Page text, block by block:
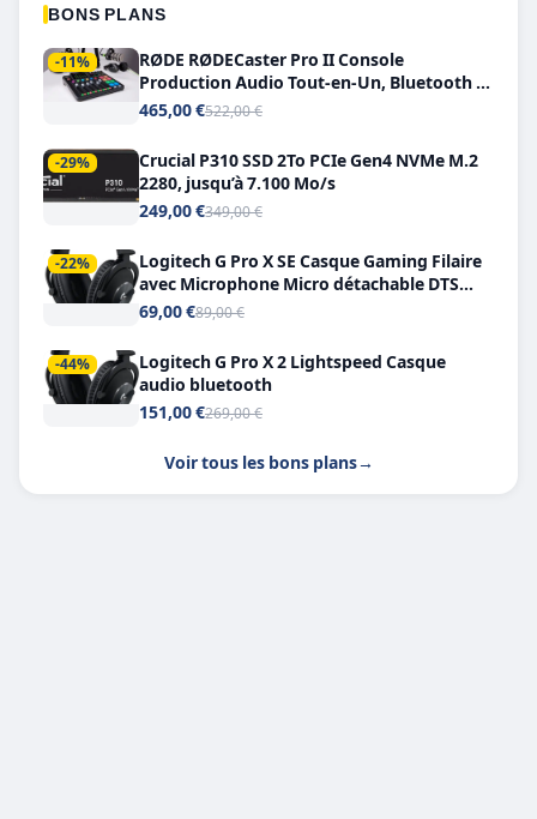
BONS PLANS
-11%
RØDE RØDECaster Pro II Console
Production Audio Tout-en-Un, Bluetooth et
Double USB-C
465,00 €522,00 €
-29%
Crucial P310 SSD 2To PCIe Gen4 NVMe M.2
2280, jusqu’à 7.100 Mo/s
249,00 €349,00 €
-22%
Logitech G Pro X SE Casque Gaming Filaire
avec Microphone Micro détachable DTS
Headphone X 7.1
69,00 €89,00 €
-44%
Logitech G Pro X 2 Lightspeed Casque
audio bluetooth
151,00 €269,00 €
Voir tous les bons plans→